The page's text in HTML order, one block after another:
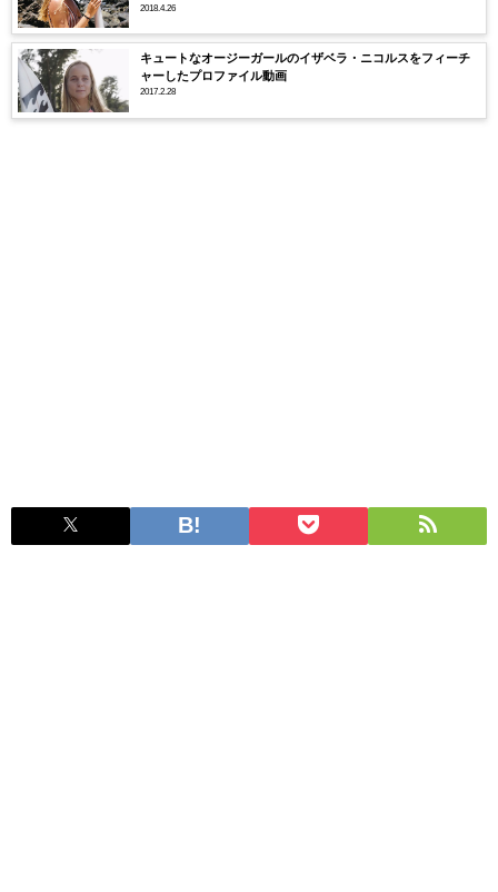
2018.4.26
キュートなオージーガールのイザベラ・ニコルスをフィーチ
ャーしたプロファイル動画
2017.2.28